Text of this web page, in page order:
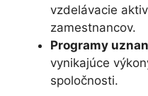
vzdelávacie
zamestnancov.
Programy
vynikajúce
spoločnosti.